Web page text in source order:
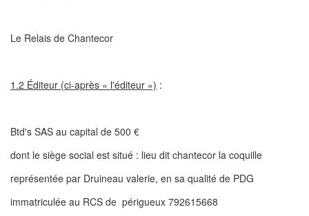
Le Relais de Chantecor
1.2 Éditeur (ci-après « l'éditeur ») :
Btd's SAS au capital de 500 €
dont le siège social est situé : lieu dit chantecor la coquille
représentée par Druineau valerie, en sa qualité de PDG
immatriculée au RCS de périgueux 792615668